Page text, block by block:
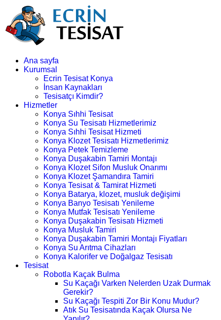
Ana sayfa
Kurumsal
Ecrin Tesisat Konya
İnsan Kaynakları
Tesisatçı Kimdir?
Hizmetler
Konya Sıhhi Tesisat
Konya Su Tesisatı Hizmetlerimiz
Konya Sıhhi Tesisat Hizmeti
Konya Klozet Tesisatı Hizmetlerimiz
Konya Petek Temizleme
Konya Duşakabin Tamiri Montajı
Konya Klozet Sifon Musluk Onarımı
Konya Klozet Şamandıra Tamiri
Konya Tesisat & Tamirat Hizmeti
Konya Batarya, klozet, musluk değişimi
Konya Banyo Tesisatı Yenileme
Konya Mutfak Tesisatı Yenileme
Konya Duşakabin Tesisatı Hizmeti
Konya Musluk Tamiri
Konya Duşakabin Tamiri Montajı Fiyatları
Konya Su Arıtma Cihazları
Konya Kalorifer ve Doğalgaz Tesisatı
Tesisat
Robotla Kaçak Bulma
Su Kaçağı Varken Nelerden Uzak Durmak
Gerekir?
Su Kaçağı Tespiti Zor Bir Konu Mudur?
Atık Su Tesisatında Kaçak Olursa Ne